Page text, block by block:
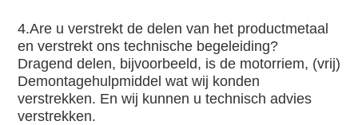
4.Are u verstrekt de delen van het productmetaal
en verstrekt ons technische begeleiding?
Dragend delen, bijvoorbeeld, is de motorriem, (vrij)
Demontagehulpmiddel wat wij konden
verstrekken. En wij kunnen u technisch advies
verstrekken.